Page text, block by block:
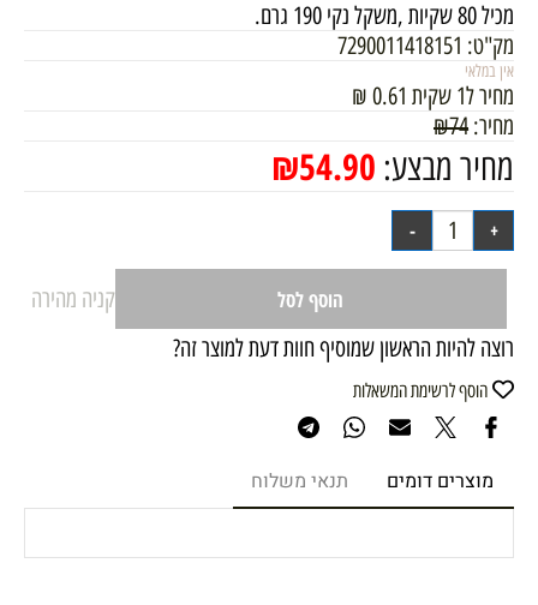
מכיל 80 שקיות ,משקל נקי 190 גרם.
מק"ט: 7290011418151
אין במלאי
מחיר ל1 שקית 0.61
₪
מחיר:
₪74
מחיר מבצע: ₪54.90
הוסף לסל
קניה מהירה
רוצה להיות הראשון שמוסיף חוות דעת למוצר זה?
הוסף לרשימת המשאלות
מוצרים דומים תנאי משלוח